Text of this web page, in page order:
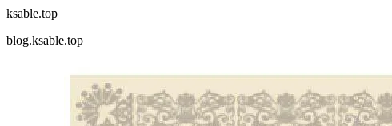
ksable.top
blog.ksable.top